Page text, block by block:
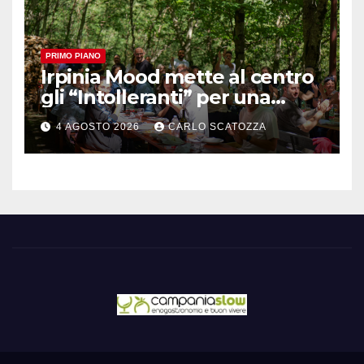
PRIMO PIANO
Irpinia Mood mette al centro
gli “Intolleranti” per una
rivoluzione sostenibile del
cibo
4 AGOSTO 2026 CARLO SCATOZZA